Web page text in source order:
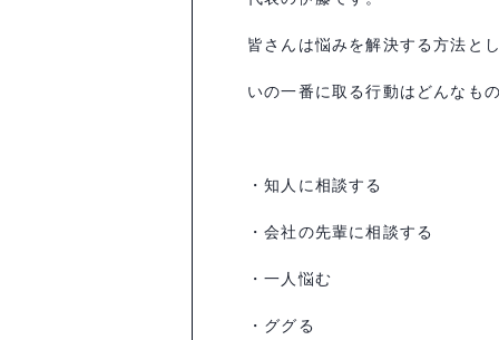
皆さんは悩みを解決する方法と
いの一番に取る行動はどんなも
・知人に相談する
・会社の先輩に相談する
・一人悩む
・ググる